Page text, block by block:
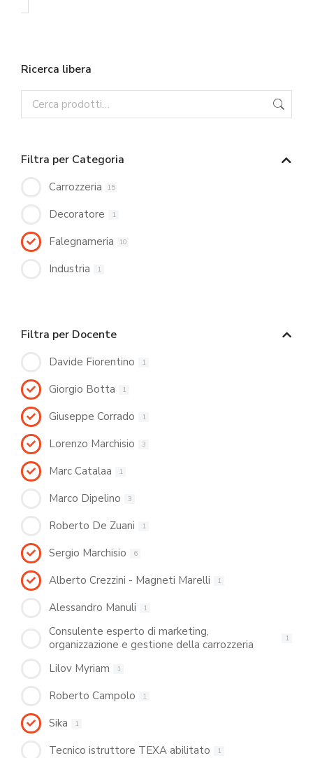
Ricerca libera
Filtra per Categoria
Carrozzeria 15
Decoratore 1
Falegnameria 10
Industria 1
Filtra per Docente
Davide Fiorentino 1
Giorgio Botta 1
Giuseppe Corrado 1
Lorenzo Marchisio 3
Marc Catalaa 1
Marco Dipelino 3
Roberto De Zuani 1
Sergio Marchisio 6
Alberto Crezzini - Magneti Marelli 1
Alessandro Manuli 1
Consulente esperto di marketing,
organizzazione e gestione della carrozzeria
1
Lilov Myriam 1
Roberto Campolo 1
Sika 1
Tecnico istruttore TEXA abilitato 1